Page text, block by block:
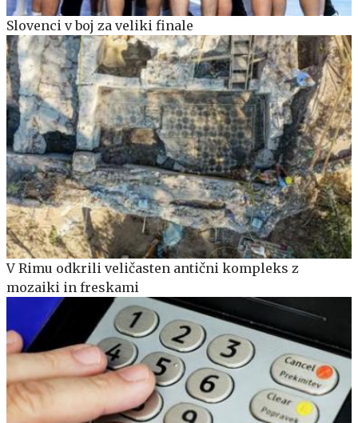
Slovenci v boj za veliki finale
V Rimu odkrili veličasten antični kompleks z
mozaiki in freskami